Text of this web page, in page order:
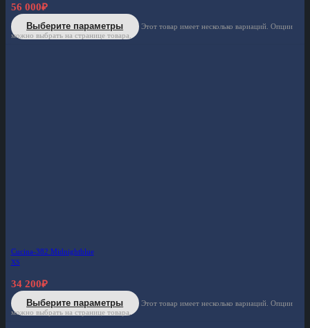
56 000₽
Выберите параметры
Этот товар имеет несколько вариаций. Опции
можно выбрать на странице товара.
Cucina-382 Midnightblue
XS
34 200₽
Выберите параметры
Этот товар имеет несколько вариаций. Опции
можно выбрать на странице товара.